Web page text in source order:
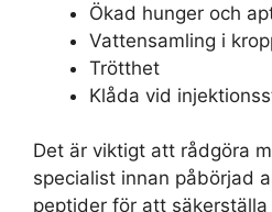
Ökad hunger och
Vattensamling i
Trötthet
Klåda vid
Det är viktigt att rådgöra
specialist innan påbörjad
peptider för att